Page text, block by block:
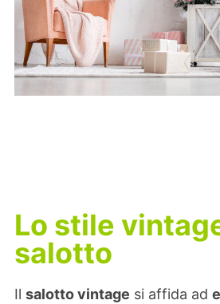
Lo stile
salotto
Il salotto vintage si affida ad